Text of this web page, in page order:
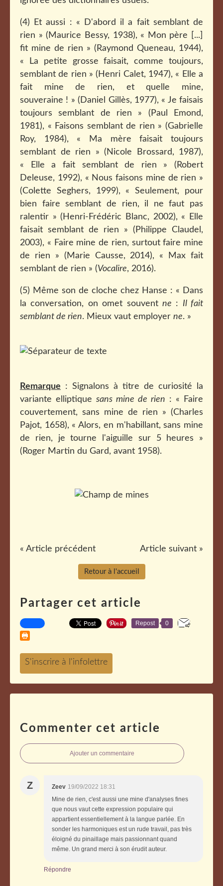
(4) Et aussi : « D'abord il a fait semblant de
rien » (Maurice Bessy, 1938), « Mon père [...]
fit mine de rien » (Raymond Queneau, 1944),
« La petite grosse faisait, comme toujours,
semblant de rien » (Henri Calet, 1947), « Elle a
fait mine de rien, et quelle mine,
souveraine ! » (Daniel Gillès, 1977), « Je faisais
toujours semblant de rien » (Paul Emond,
1981), « Faisons semblant de rien » (Gabrielle
Roy, 1984), « Ma mère faisait toujours
semblant de rien » (Nicole Brossard, 1987),
« Elle a fait semblant de rien » (Robert
Deleuse, 1992), « Nous faisons mine de rien »
(Colette Seghers, 1999), « Seulement, pour
bien faire semblant de rien, il ne faut pas
ralentir » (Henri-Frédéric Blanc, 2002), « Elle
faisait semblant de rien » (Philippe Claudel,
2003), « Faire mine de rien, surtout faire mine
de rien » (Marie Causse, 2014), « Max fait
semblant de rien » (Vocalire, 2016).
(5) Même son de cloche chez Hanse : « Dans
la conversation, on omet souvent ne : Il fait
semblant de rien. Mieux vaut employer ne. »
Remarque : Signalons à titre de curiosité la
variante elliptique sans mine de rien : « Faire
couvertement, sans mine de rien » (Charles
Pajot, 1658), « Alors, en m'habillant, sans mine
de rien, je tourne l'aiguille sur 5 heures »
(Roger Martin du Gard, avant 1958).
« Article précédent Article suivant »
Retour à l'accueil
Partager cet article
Repost 0
Commenter cet article
Ajouter un commentaire
Z Zeev 19/09/2022 18:31
Mine de rien, c'est aussi une mine d'analyses fines
que nous vaut cette expression populaire qui
appartient essentiellement à la langue parlée. En
sonder les harmoniques est un rude travail, pas très
éloigné du pinaillage mais passionnant quand
même. Un grand merci à son érudit auteur.
Répondre